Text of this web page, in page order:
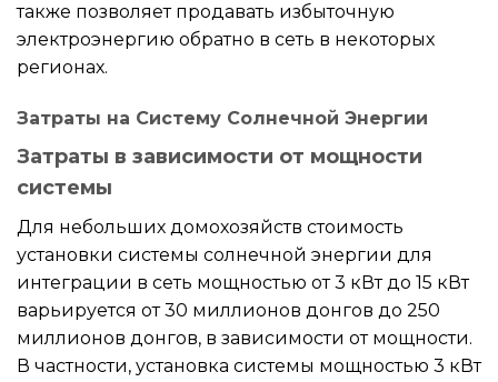
также позволяет продавать избыточную
электроэнергию обратно в сеть в некоторых
регионах.
Затраты на Систему Солнечной Энергии
Затраты в зависимости от мощности
системы
Для небольших домохозяйств стоимость
установки системы солнечной энергии для
интеграции в сеть мощностью от 3 кВт до 15 кВт
варьируется от 30 миллионов донгов до 250
миллионов донгов, в зависимости от мощности.
В частности, установка системы мощностью 3 кВт